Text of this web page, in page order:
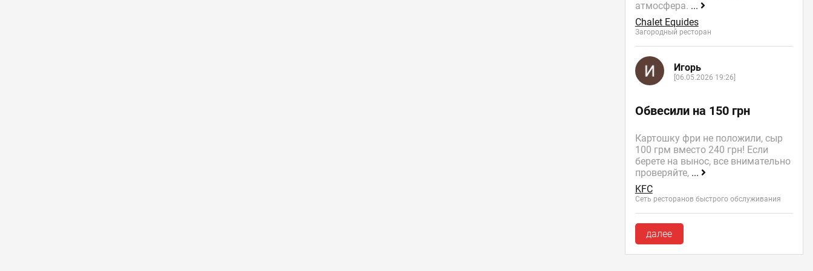
атмосфера. ...
Chalet Equides
Загородный ресторан
Игорь
[06.05.2026 19:26]
Обвесили на 150 грн
Картошку фри не положили, сыр
100 грм вместо 240 грн! Если
берете на вынос, все внимательно
проверяйте, ...
KFC
Сеть ресторанов быстрого обслуживания
далее